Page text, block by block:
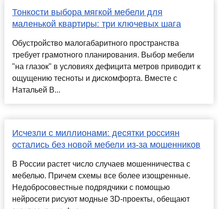
Тонкости выбора мягкой мебели для
маленькой квартиры: три ключевых шага
Обустройство малогабаритного пространства
требует грамотного планирования. Выбор мебели
"на глазок" в условиях дефицита метров приводит к
ощущению тесноты и дискомфорта. Вместе с
Натальей В...
Исчезли с миллионами: десятки россиян
остались без новой мебели из-за мошенников
В России растет число случаев мошенничества с
мебелью. Причем схемы все более изощренные.
Недобросовестные подрядчики с помощью
нейросети рисуют модные 3D-проекты, обещают